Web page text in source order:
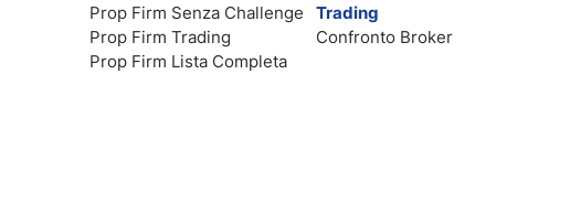
Prop Firm Senza Challenge
Prop Firm Trading
Prop Firm Lista Completa
Trading
Confronto Broker